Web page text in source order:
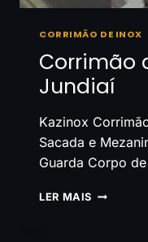
CORRIMÃO DE INOX
Corrimão
Jundiaí
Kazinox
Sacada e
Guarda Corpo
LER MAIS CORRIMÃO